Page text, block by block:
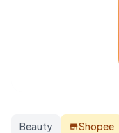
Beauty Shopee